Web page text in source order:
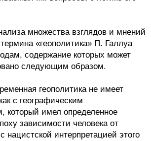
множества взглядов и мнений
«геополитика» П. Галлуа
содержание которых может
следующим образом.
геополитика не имеет
с географическим
который имел определенное
зависимости человека от
нацистской интерпретацией этого